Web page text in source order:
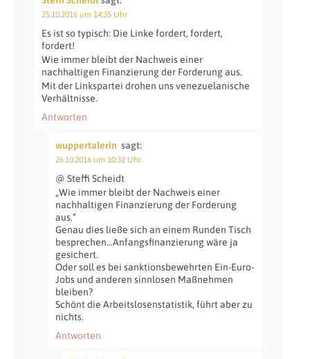
25.10.2016 um 14:35 Uhr
Es ist so typisch: Die Linke fordert, fordert,
fordert!
Wie immer bleibt der Nachweis einer
nachhaltigen Finanzierung der Forderung aus.
Mit der Linkspartei drohen uns venezuelanische
Verhältnisse.
Antworten
wuppertalerin sagt:
26.10.2016 um 10:32 Uhr
@ Steffi Scheidt
„Wie immer bleibt der Nachweis einer
nachhaltigen Finanzierung der Forderung
aus.“
Genau dies ließe sich an einem Runden Tisch
besprechen…Anfangsfinanzierung wäre ja
gesichert.
Oder soll es bei sanktionsbewehrten Ein-Euro-
Jobs und anderen sinnlosen Maßnehmen
bleiben?
Schönt die Arbeitslosenstatistik, führt aber zu
nichts.
Antworten